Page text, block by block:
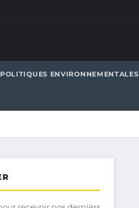
POLITIQUES ENVIRONNEMENTALES